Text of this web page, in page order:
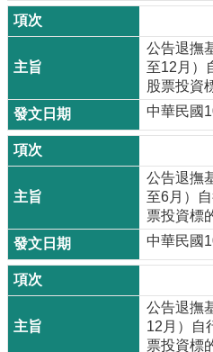
公告退撫
至12月）
股票投資
中華民國
公告退撫
至6月）
票投資標
中華民國
公告退撫
12月）自
票投資標